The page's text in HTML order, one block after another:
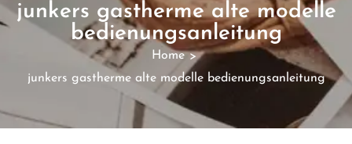
junkers gastherme alte modelle
bedienungsanleitung
Home >
junkers gastherme alte modelle bedienungsanleitung